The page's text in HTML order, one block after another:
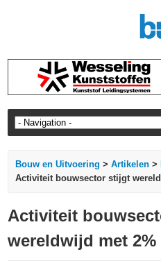
Bouw en Uitvoering >Artikelen >
Activiteit bouwsector stijgt
Activiteit
wereldwijd met 2%